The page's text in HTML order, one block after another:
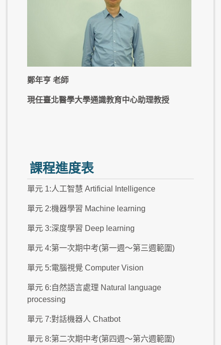
鄭年亨 老師
現任臺北醫學大學通識教育中心助理教授
課程進度表
單元 1:人工智慧 Artificial Intelligence
單元 2:機器學習 Machine learning
單元 3:深度學習 Deep learning
單元 4:第一次期中考(第一週～第三週範圍)
單元 5:電腦視覺 Computer Vision
單元 6:自然語言處理 Natural language
processing
單元 7:對話機器人 Chatbot
單元 8:第二次期中考(第四週～第六週範圍)